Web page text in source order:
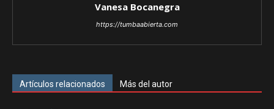
Vanesa Bocanegra
https://tumbaabierta.com
Artículos relacionados Más del autor